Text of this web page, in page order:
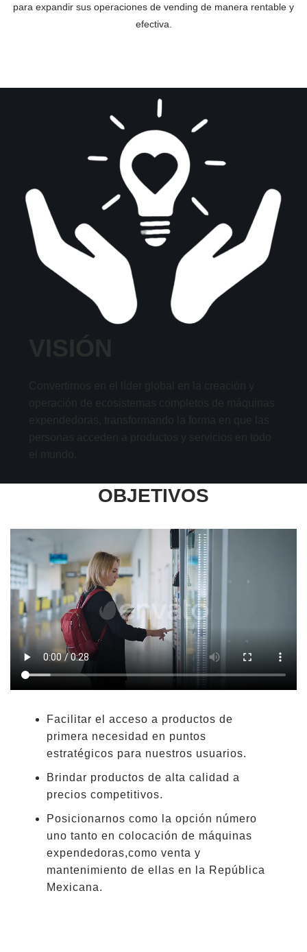
para expandir sus operaciones de vending de manera rentable y
efectiva.
VISIÓN
Convertirnos en el líder global en la creación y
operación de ecosistemas completos de máquinas
expendedoras, transformando la forma en que las
personas acceden a productos y servicios en todo
el mundo.
OBJETIVOS
Facilitar el acceso a productos de
primera necesidad en puntos
estratégicos para nuestros usuarios.
Brindar productos de alta calidad a
precios competitivos.
Posicionarnos como la opción número
uno tanto en colocación de máquinas
expendedoras,como venta y
mantenimiento de ellas en la República
Mexicana.